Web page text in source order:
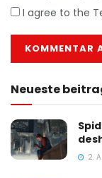
I agree to the
Neueste
2.